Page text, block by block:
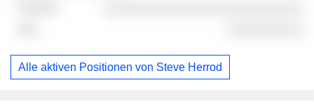
Alle aktiven Positionen von Steve Herrod